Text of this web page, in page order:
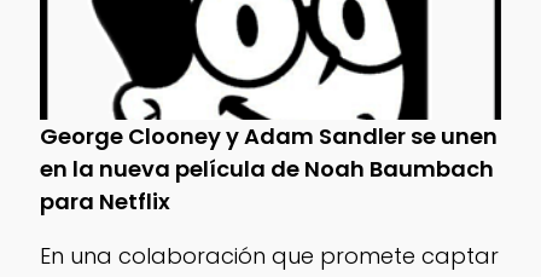
George Clooney y Adam Sandler se unen
en la nueva película de Noah Baumbach
para Netflix
En una colaboración que promete captar